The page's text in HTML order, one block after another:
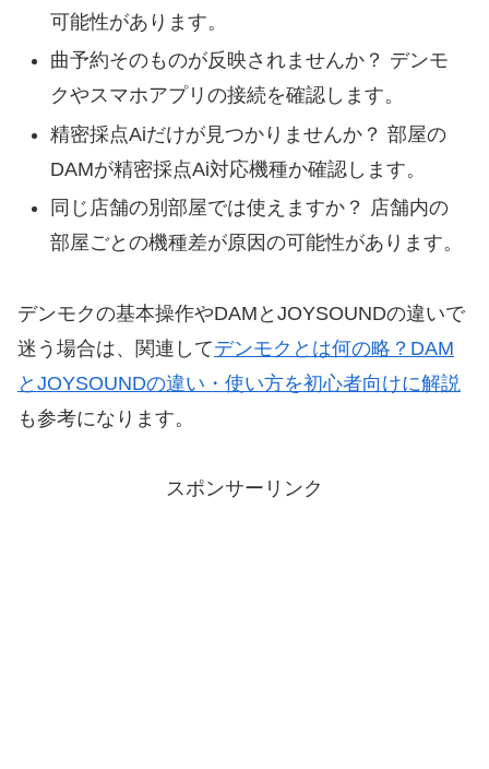
可能性があります。
曲予約そのものが反映されませんか？ デンモ
クやスマホアプリの接続を確認します。
精密採点Aiだけが見つかりませんか？ 部屋の
DAMが精密採点Ai対応機種か確認します。
同じ店舗の別部屋では使えますか？ 店舗内の
部屋ごとの機種差が原因の可能性があります。
デンモクの基本操作やDAMとJOYSOUNDの違いで
迷う場合は、関連してデンモクとは何の略？DAM
とJOYSOUNDの違い・使い方を初心者向けに解説
も参考になります。
スポンサーリンク